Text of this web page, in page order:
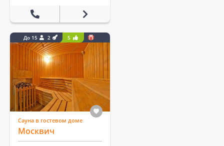
До 15 2 5
Сауна в гостевом доме
Москвич